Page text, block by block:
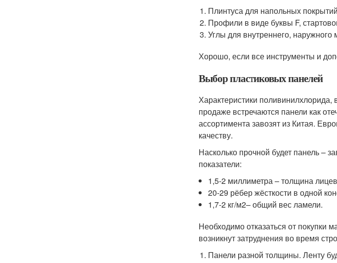
Плинтуса для напольных
Профили в виде буквы F,
Углы для внутреннего, наружного
Хорошо, если все инструменты и
Выбор пластиковых панелей
Характеристики
продаже встречаются панели как
ассортимента завозят из Китая.
качеству.
Насколько прочной будет панель –
показатели:
1,5-2 миллиметра – толщина
20-29 рёбер жёсткости в одной
1,7-2 кг/м2– общий вес ламели.
Необходимо отказаться от покупки
возникнут затруднения во время
Панели разной толщины. Ленту